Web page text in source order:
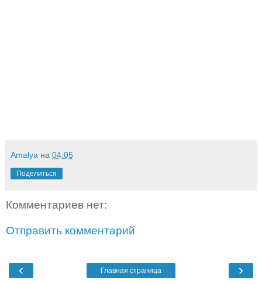
Amalya на 04:05
Поделиться
Комментариев нет:
Отправить комментарий
‹ ›
Главная страница